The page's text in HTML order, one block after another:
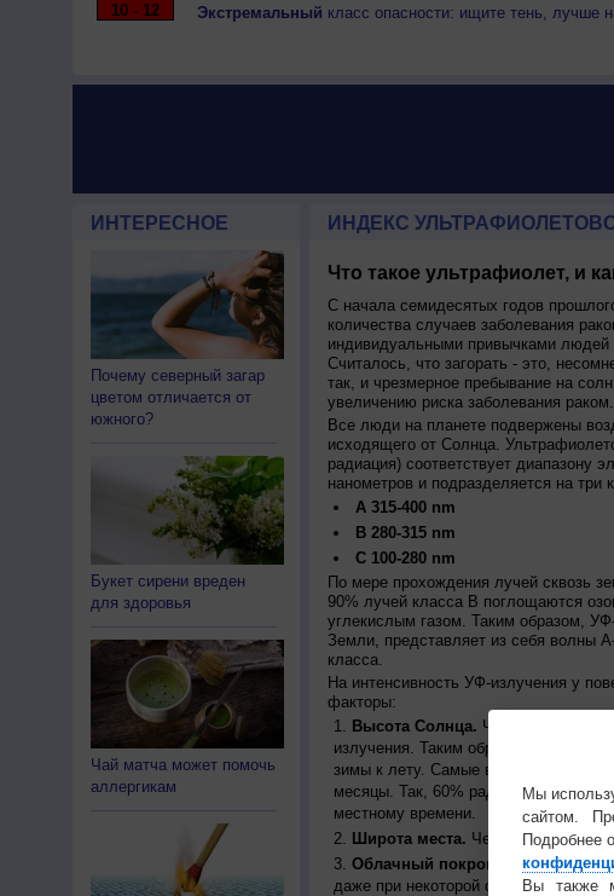
10 - 12
Экстремальный класс опасности: ищите тень, лучше
ИНТЕРЕСНОЕ
Почему северный загар
цветом отличается от
южного?
Букет сирени вреден
для здоровья
Чай матча может помочь
аллергикам
ИНДЕКС
Что такое ультрафиолет, и
С начала семидесятых годов
количества случаев заболевания
индивидуальными привычками
Считалось, что загорать - это,
так, и чрезмерное пребывание на
увеличению риска заболевания раком.
Все люди на планете подвержены
исходящего от Солнца.
радиация) соответствует диапазону
нанометров и подразделяется на три
A 315-400 nm
B 280-315 nm
C 100-280 nm
По мере прохождения лучей сквозь
90% лучей класса B поглощаются
углекислым газом. Таким образом,
Земли, представляет из себя волны
класса.
На интенсивность УФ-излучения у
факторы:
Высота Солнца. Чем выше Солнце
излучения. Таким образом, уровень
зимы к лету. Самые высокие уровни
месяцы. Так, 60% радиации
местному времени.
Широта места. Чем ближе к
Облачный покров.
Уровень УФ-
даже при некоторой облачности,
Мы
сайтом.
Подробнее
Вы также